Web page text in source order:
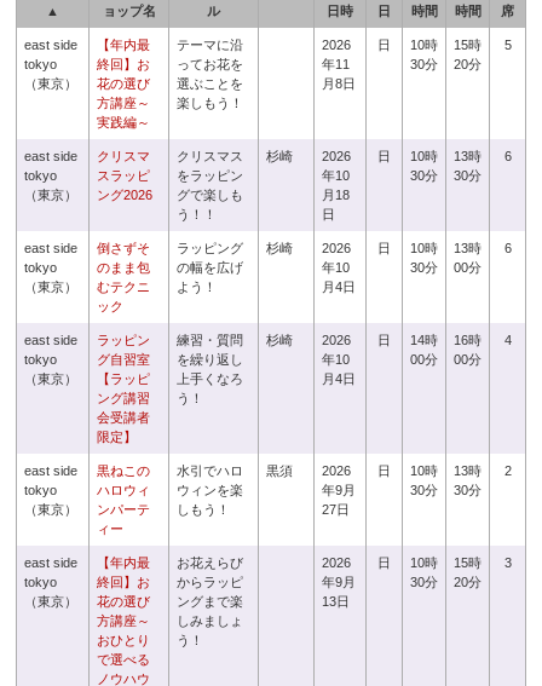
▲
ョップ名
ル
日時
日
時間
時間
席
east side
tokyo
（東京）
【年内最
終回】お
花の選び
方講座～
実践編～
テーマに沿
ってお花を
選ぶことを
楽しもう！
2026
年11
月8日
日
10時
30分
15時
20分
5
east side
tokyo
（東京）
クリスマ
スラッピ
ング2026
クリスマス
をラッピン
グで楽しも
う！！
杉崎
2026
年10
月18
日
日
10時
30分
13時
30分
6
east side
tokyo
（東京）
倒さずそ
のまま包
むテクニ
ック
ラッピング
の幅を広げ
よう！
杉崎
2026
年10
月4日
日
10時
30分
13時
00分
6
east side
tokyo
（東京）
ラッピン
グ自習室
【ラッピ
ング講習
会受講者
限定】
練習・質問
を繰り返し
上手くなろ
う！
杉崎
2026
年10
月4日
日
14時
00分
16時
00分
4
east side
tokyo
（東京）
黒ねこの
ハロウィ
ンパーテ
ィー
水引でハロ
ウィンを楽
しもう！
黒須
2026
年9月
27日
日
10時
30分
13時
30分
2
east side
tokyo
（東京）
【年内最
終回】お
花の選び
方講座～
おひとり
で選べる
ノウハウ
お花えらび
からラッピ
ングまで楽
しみましょ
う！
2026
年9月
13日
日
10時
30分
15時
20分
3